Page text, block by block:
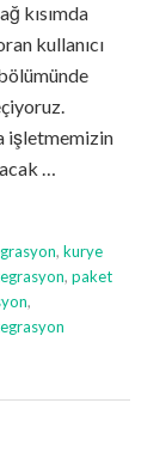
kısımda
kullanıcı
işletmemizin
…
, kurye
, paket
,